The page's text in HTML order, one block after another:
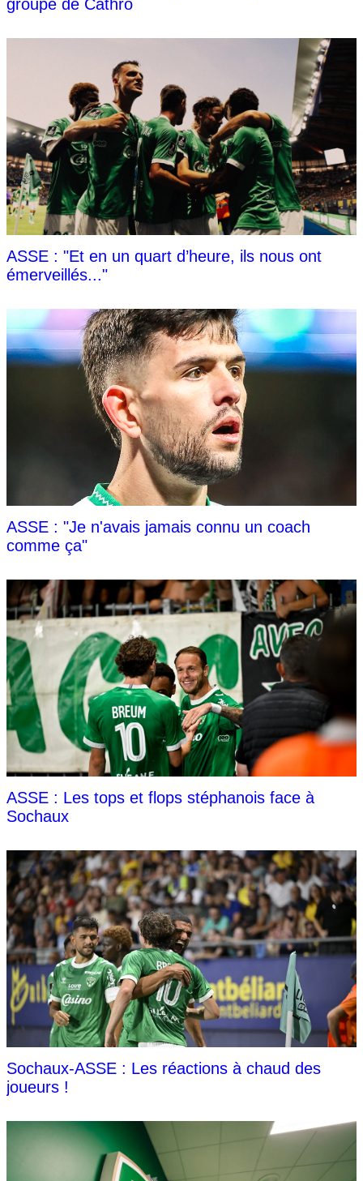
groupe de Cathro
ASSE : "Et en un quart d’heure, ils nous ont
émerveillés..."
ASSE : "Je n'avais jamais connu un coach
comme ça"
ASSE : Les tops et flops stéphanois face à
Sochaux
Sochaux-ASSE : Les réactions à chaud des
joueurs !